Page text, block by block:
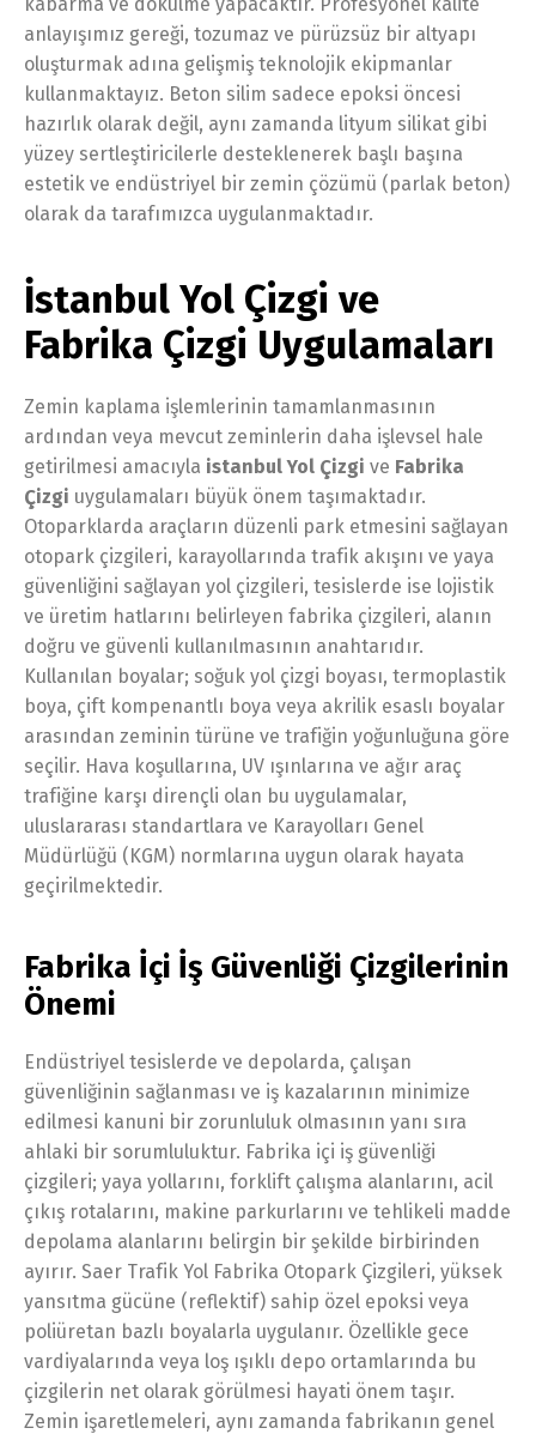
anlayışımız gereği, tozumaz ve pürüzsüz bir altyapı
oluşturmak adına gelişmiş teknolojik ekipmanlar
kullanmaktayız. Beton silim sadece epoksi öncesi
hazırlık olarak değil, aynı zamanda lityum silikat gibi
yüzey sertleştiricilerle desteklenerek başlı başına
estetik ve endüstriyel bir zemin çözümü (parlak beton)
olarak da tarafımızca uygulanmaktadır.
İstanbul Yol Çizgi ve
Fabrika Çizgi Uygulamaları
Zemin kaplama işlemlerinin tamamlanmasının
ardından veya mevcut zeminlerin daha işlevsel hale
getirilmesi amacıyla istanbul Yol Çizgi ve Fabrika
Çizgi uygulamaları büyük önem taşımaktadır.
Otoparklarda araçların düzenli park etmesini sağlayan
otopark çizgileri, karayollarında trafik akışını ve yaya
güvenliğini sağlayan yol çizgileri, tesislerde ise lojistik
ve üretim hatlarını belirleyen fabrika çizgileri, alanın
doğru ve güvenli kullanılmasının anahtarıdır.
Kullanılan boyalar; soğuk yol çizgi boyası, termoplastik
boya, çift kompenantlı boya veya akrilik esaslı boyalar
arasından zeminin türüne ve trafiğin yoğunluğuna göre
seçilir. Hava koşullarına, UV ışınlarına ve ağır araç
trafiğine karşı dirençli olan bu uygulamalar,
uluslararası standartlara ve Karayolları Genel
Müdürlüğü (KGM) normlarına uygun olarak hayata
geçirilmektedir.
Fabrika İçi İş Güvenliği Çizgilerinin
Önemi
Endüstriyel tesislerde ve depolarda, çalışan
güvenliğinin sağlanması ve iş kazalarının minimize
edilmesi kanuni bir zorunluluk olmasının yanı sıra
ahlaki bir sorumluluktur. Fabrika içi iş güvenliği
çizgileri; yaya yollarını, forklift çalışma alanlarını, acil
çıkış rotalarını, makine parkurlarını ve tehlikeli madde
depolama alanlarını belirgin bir şekilde birbirinden
ayırır. Saer Trafik Yol Fabrika Otopark Çizgileri, yüksek
yansıtma gücüne (reflektif) sahip özel epoksi veya
poliüretan bazlı boyalarla uygulanır. Özellikle gece
vardiyalarında veya loş ışıklı depo ortamlarında bu
çizgilerin net olarak görülmesi hayati önem taşır.
Zemin işaretlemeleri, aynı zamanda fabrikanın genel